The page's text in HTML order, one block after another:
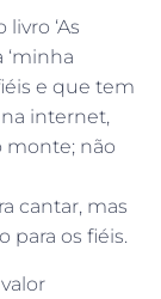
‘As
‘minha
e que tem
internet,
monte; não
cantar, mas
para os fiéis.